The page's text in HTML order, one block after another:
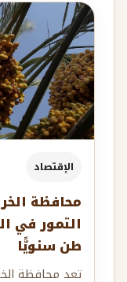
الإقتصاد
محافظة
طن سنويًّا
تعد محافظة